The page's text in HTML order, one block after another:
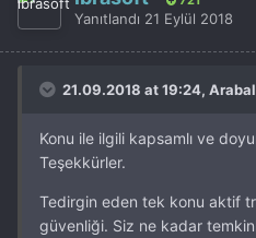
Yanıtlandı 21 Eylül 2018
21.09.2018 at 19:24,
Konu ile ilgili kapsamlı ve
Teşekkürler.
Tedirgin eden tek konu aktif
güvenliği. Siz ne kadar